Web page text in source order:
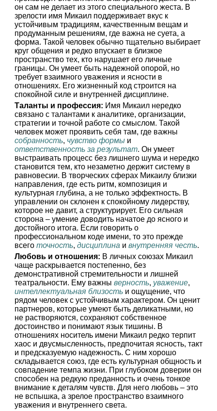
он сам не делает из этого специального жеста. В
зрелости имя Микаил поддерживает вкус к
устойчивым традициям, качественным вещам и
продуманным решениям, где важна не суета, а
форма. Такой человек обычно тщательно выбирает
круг общения и редко впускает в близкое
пространство тех, кто нарушает его личные
границы. Он умеет быть надежной опорой, но
требует взаимного уважения и ясности в
отношениях. Его жизненный код строится на
спокойной силе и внутренней дисциплине.
Таланты и профессия: Имя Микаил нередко
связано с талантами к аналитике, организации,
стратегии и точной работе со смыслом. Такой
человек может проявить себя там, где важны
собранность, чувство формы и
ответственность за результат. Он умеет
выстраивать процесс без лишнего шума и нередко
становится тем, кто незаметно держит систему в
равновесии. В творческих сферах Микаилу близки
направления, где есть ритм, композиция и
культурная глубина, а не только эффектность. В
управлении он склонен к спокойному лидерству,
которое не давит, а структурирует. Его сильная
сторона – умение доводить начатое до ясного и
достойного итога. Если говорить о
профессиональном коде имени, то это прежде
всего точность, дисциплина и внутренняя честь.
Любовь и отношения: В личных союзах Микаил
чаще раскрывается постепенно, без
демонстративной стремительности и лишней
театральности. Ему важны верность, уважение,
интеллектуальная близость и ощущение, что
рядом человек с устойчивым характером. Он ценит
партнеров, которые умеют быть деликатными, но
не растворяются, сохраняют собственное
достоинство и понимают язык тишины. В
отношениях носитель имени Микаил редко терпит
хаос и двусмысленность, предпочитая ясность, такт
и предсказуемую надежность. С ним хорошо
складывается союз, где есть культурная общность и
совпадение темпа жизни. При глубоком доверии он
способен на редкую преданность и очень тонкое
внимание к деталям чувств. Для него любовь – это
не вспышка, а зрелое пространство взаимного
уважения и внутреннего света.